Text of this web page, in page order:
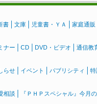
書 文庫 児童書・ＹＡ 家庭通販
ナー CD DVD・ビデオ 通信教
らせ イベント パブリシティ 特
相談 『ＰＨＰスペシャル』今月